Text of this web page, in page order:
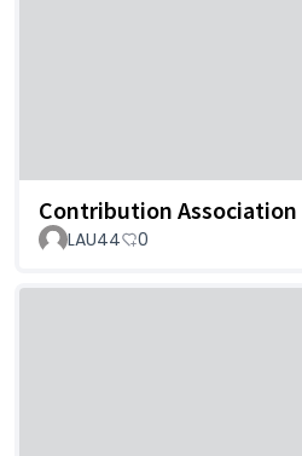
Contribution
LAU44 0